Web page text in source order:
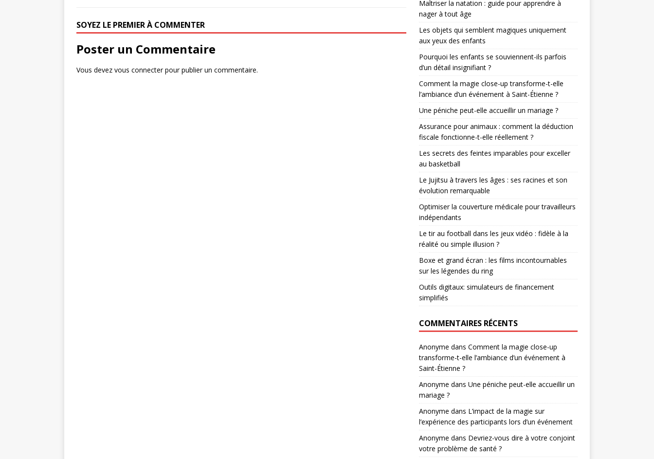
SOYEZ LE PREMIER À COMMENTER
Poster un Commentaire
Vous devez vous connecterpour publier un commentaire.
Maîtriser la natation : guide pour apprendre à
nager à tout âge
Les objets qui semblent magiques uniquement
aux yeux des enfants
Pourquoi les enfants se souviennent-ils parfois
d’un détail insignifiant ?
Comment la magie close-up transforme-t-elle
l’ambiance d’un événement à Saint-Étienne ?
Une péniche peut-elle accueillir un mariage ?
Assurance pour animaux : comment la déduction
fiscale fonctionne-t-elle réellement ?
Les secrets des feintes imparables pour exceller
au basketball
Le Jujitsu à travers les âges : ses racines et son
évolution remarquable
Optimiser la couverture médicale pour travailleurs
indépendants
Le tir au football dans les jeux vidéo : fidèle à la
réalité ou simple illusion ?
Boxe et grand écran : les films incontournables
sur les légendes du ring
Outils digitaux: simulateurs de financement
simplifiés
COMMENTAIRES RÉCENTS
Anonyme dans Comment la magie close-up
transforme-t-elle l’ambiance d’un événement à
Saint-Étienne ?
Anonyme dans Une péniche peut-elle accueillir un
mariage ?
Anonyme dans L’impact de la magie sur
l’expérience des participants lors d’un événement
Anonyme dans Devriez-vous dire à votre conjoint
votre problème de santé ?